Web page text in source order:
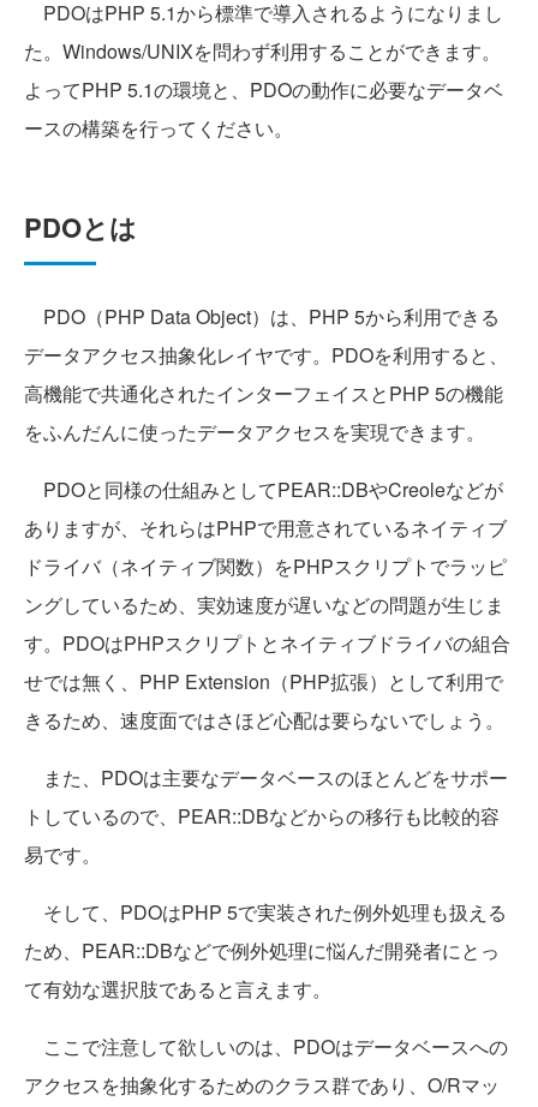
PDOはPHP 5.1から標準で導入されるようになりまし
た。Windows/UNIXを問わず利用することができます。
よってPHP 5.1の環境と、PDOの動作に必要なデータベ
ースの構築を行ってください。
PDOとは
PDO（PHP Data Object）は、PHP 5から利用できる
データアクセス抽象化レイヤです。PDOを利用すると、
高機能で共通化されたインターフェイスとPHP 5の機能
をふんだんに使ったデータアクセスを実現できます。
PDOと同様の仕組みとしてPEAR::DBやCreoleなどが
ありますが、それらはPHPで用意されているネイティブ
ドライバ（ネイティブ関数）をPHPスクリプトでラッピ
ングしているため、実効速度が遅いなどの問題が生じま
す。PDOはPHPスクリプトとネイティブドライバの組合
せでは無く、PHP Extension（PHP拡張）として利用で
きるため、速度面ではさほど心配は要らないでしょう。
また、PDOは主要なデータベースのほとんどをサポー
トしているので、PEAR::DBなどからの移行も比較的容
易です。
そして、PDOはPHP 5で実装された例外処理も扱える
ため、PEAR::DBなどで例外処理に悩んだ開発者にとっ
て有効な選択肢であると言えます。
ここで注意して欲しいのは、PDOはデータベースへの
アクセスを抽象化するためのクラス群であり、O/Rマッ